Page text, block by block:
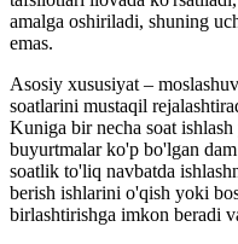
amalga oshiriladi, shuning
emas.
Asosiy xususiyat –
soatlarini mustaqil
Kuniga bir necha soat
buyurtmalar ko'p bo'lgan
soatlik to'liq navbatda
berish ishlarini o'qish yoki
birlashtirishga imkon beradi